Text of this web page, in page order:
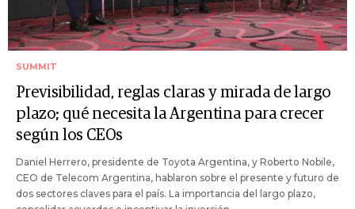
SUMMIT
Previsibilidad, reglas claras y mirada de largo
plazo; qué necesita la Argentina para crecer
según los CEOs
Daniel Herrero, presidente de Toyota Argentina, y Roberto Nobile,
CEO de Telecom Argentina, hablaron sobre el presente y futuro de
dos sectores claves para el país. La importancia del largo plazo,